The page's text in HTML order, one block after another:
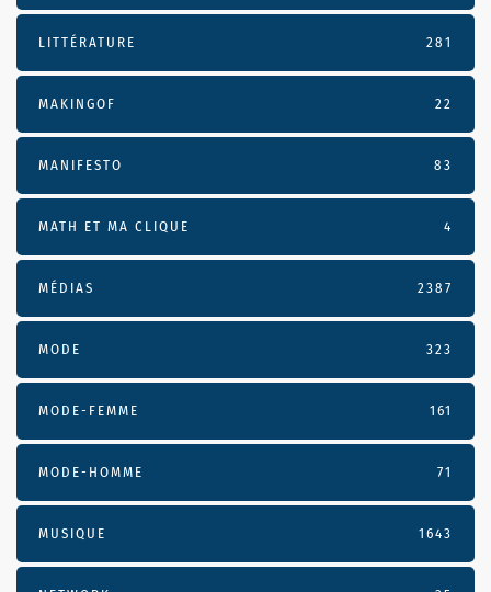
LITTÉRATURE 281
MAKINGOF 22
MANIFESTO 83
MATH ET MA CLIQUE 4
MÉDIAS 2387
MODE 323
MODE-FEMME 161
MODE-HOMME 71
MUSIQUE 1643